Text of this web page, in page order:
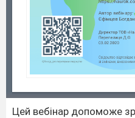
Цей вебінар допоможе